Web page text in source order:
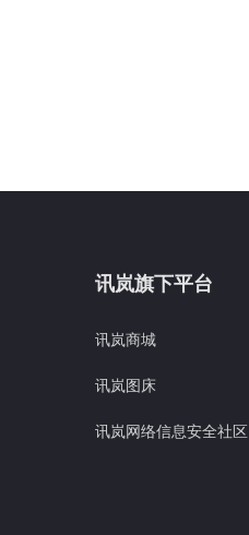
讯岚旗下平台
讯岚商城
讯岚图床
讯岚网络信息安全社区